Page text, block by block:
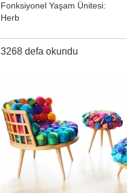
Fonksiyonel Yaşam Ünitesi:
Herb
3268 defa okundu